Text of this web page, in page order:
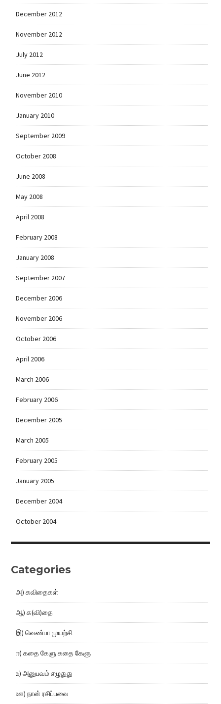
December 2012
November 2012
July 2012
June 2012
November 2010
January 2010
September 2009
October 2008
June 2008
May 2008
April 2008
February 2008
January 2008
September 2007
December 2006
November 2006
October 2006
April 2006
March 2006
February 2006
December 2005
March 2005
February 2005
January 2005
December 2004
October 2004
Categories
அ) கவிதைகள்
ஆ) க(வி)தை
இ) வெண்பா முயற்சி
ஈ) கதை கேளு கதை கேளு
உ) அனுபவம் எழுதுது
ஊ) நான் ரசிப்பவை